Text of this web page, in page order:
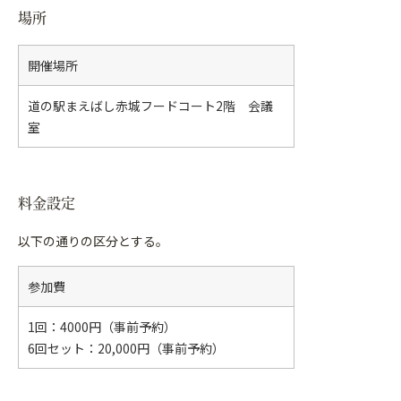
場所
開催場所
道の駅まえばし赤城フードコート2階 会議
室
料金設定
以下の通りの区分とする。
参加費
1回：4000円（事前予約）
6回セット：20,000円（事前予約）